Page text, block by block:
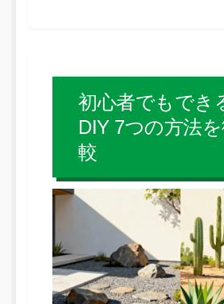
初心者でもでき
DIY 7つの方法
較